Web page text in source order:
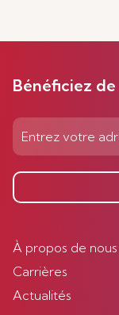
Bénéficiez
À propos de nous
Carrières
Actualités